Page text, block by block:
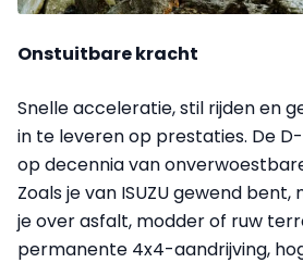
Onstuitbare kracht
Snelle acceleratie, stil rijden en
in te leveren op prestaties. De D-
op decennia van
Zoals je van ISUZU gewend
je over asfalt, modder of ruw
permanente 4x4-aandrijving,